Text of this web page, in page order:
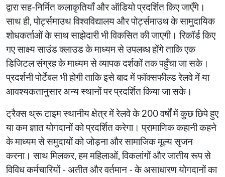
द्वारा सह-निर्मित कलाकृतियाँ और ऑडियो प्रदर्शित किए जाएँगे।
साथ ही, पोर्ट्समाउथ विश्वविद्यालय और पोर्ट्समाउथ के सामुदायिक
शोधकर्ताओं के साथ साझेदारी भी विकसित की जाएगी। रिकॉर्ड किए
गए साक्ष्य साउंड क्लाउड के माध्यम से उपलब्ध होंगे ताकि एक
डिजिटल संग्रह के माध्यम से व्यापक दर्शकों तक पहुँचा जा सके।
प्रदर्शनी पोर्टेबल भी होगी ताकि इसे बाद में फॉक्सफील्ड रेलवे में या
आवश्यकतानुसार अन्य स्थानों पर प्रदर्शित किया जा सके।
ट्रैक्स थ्रू टाइम स्थानीय क्षेत्र में रेलवे के 200 वर्षों में कुछ छिपे हुए
या कम ज्ञात योगदानों को प्रदर्शित करेगा। प्रामाणिक कहानी कहने
के माध्यम से समुदायों को जोड़ना और सामाजिक मूल्य सृजन
करना। साथ मिलकर, हम महिलाओं, विकलांगों और जातीय रूप से
विविध कर्मचारियों - अतीत और वर्तमान - के असाधारण योगदानों का